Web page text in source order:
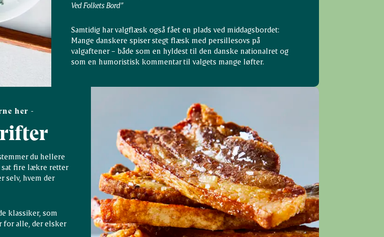
Ved Folkets Bord”
Samtidig har valgflæsk også fået en plads ved middagsbordet:
Mange danskere spiser stegt flæsk med persillesovs på
valgaftener – både som en hyldest til den danske nationalret og
som en humoristisk kommentar til valgets mange løfter.
her -
du hellere
sat fire lækre retter
selv, hvem der
klassiker, som
for alle, der elsker